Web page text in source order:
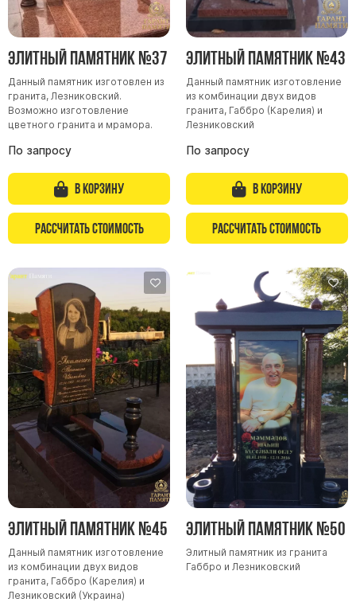
Элитный памятник №37
Данный памятник изготовлен из
гранита, Лезниковский.
Возможно изготовление
цветного гранита и мрамора.
По запросу
В корзину
Рассчитать стоимость
Элитный памятник №43
Данный памятник изготовление
из комбинации двух видов
гранита, Габбро (Карелия) и
Лезниковский
По запросу
В корзину
Рассчитать стоимость
Элитный памятник №45
Данный памятник изготовление
из комбинации двух видов
гранита, Габбро (Карелия) и
Лезниковский (Украина)
Элитный памятник №50
Элитный памятник из гранита
Габбро и Лезниковский